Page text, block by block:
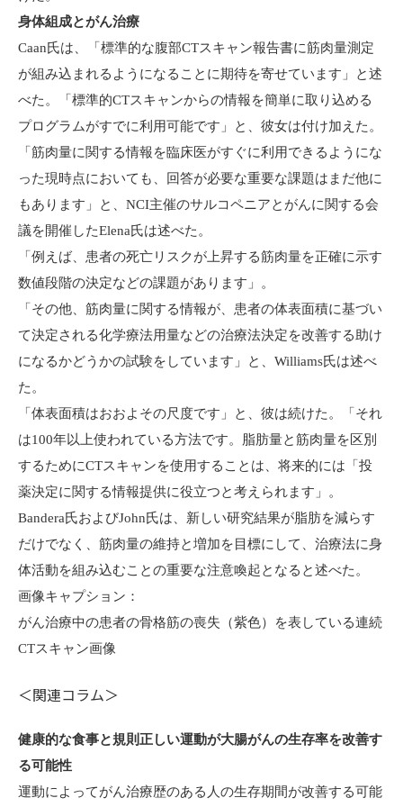
身体組成とがん治療
Caan氏は、「標準的な腹部CTスキャン報告書に筋肉量測定
が組み込まれるようになることに期待を寄せています」と述
べた。「標準的CTスキャンからの情報を簡単に取り込める
プログラムがすでに利用可能です」と、彼女は付け加えた。
「筋肉量に関する情報を臨床医がすぐに利用できるようにな
った現時点においても、回答が必要な重要な課題はまだ他に
もあります」と、NCI主催のサルコペニアとがんに関する会
議を開催したElena氏は述べた。
「例えば、患者の死亡リスクが上昇する筋肉量を正確に示す
数値段階の決定などの課題があります」。
「その他、筋肉量に関する情報が、患者の体表面積に基づい
て決定される化学療法用量などの治療法決定を改善する助け
になるかどうかの試験をしています」と、Williams氏は述べ
た。
「体表面積はおおよその尺度です」と、彼は続けた。「それ
は100年以上使われている方法です。脂肪量と筋肉量を区別
するためにCTスキャンを使用することは、将来的には「投
薬決定に関する情報提供に役立つと考えられます」。
Bandera氏およびJohn氏は、新しい研究結果が脂肪を減らす
だけでなく、筋肉量の維持と増加を目標にして、治療法に身
体活動を組み込むことの重要な注意喚起となると述べた。
画像キャプション：
がん治療中の患者の骨格筋の喪失（紫色）を表している連続
CTスキャン画像
＜関連コラム＞
健康的な食事と規則正しい運動が大腸がんの生存率を改善す
る可能性
運動によってがん治療歴のある人の生存期間が改善する可能